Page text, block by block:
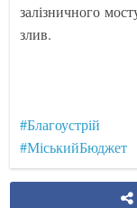
залізничного
злив.
#Благоустрій
#МіськийБюджет